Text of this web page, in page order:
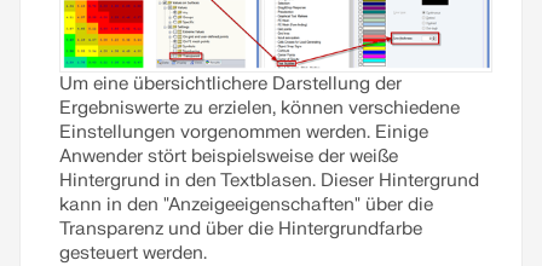
Um eine übersichtlichere Darstellung der
Ergebniswerte zu erzielen, können verschiedene
Einstellungen vorgenommen werden. Einige
Anwender stört beispielsweise der weiße
Hintergrund in den Textblasen. Dieser Hintergrund
kann in den "Anzeigeeigenschaften" über die
Transparenz und über die Hintergrundfarbe
gesteuert werden.